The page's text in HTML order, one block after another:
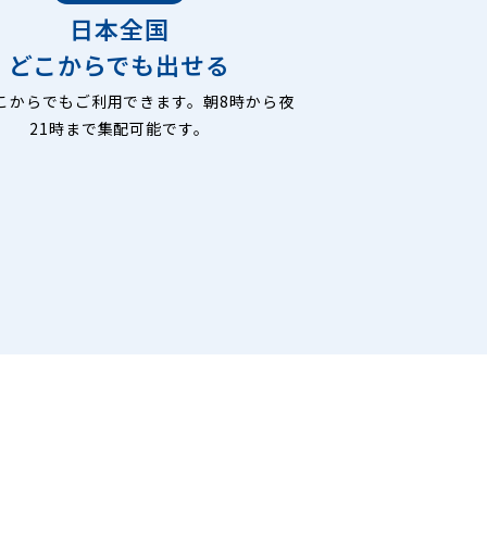
日本全国
どこからでも出せる
からでもご利用できます。朝8時から夜
21時まで集配可能です。